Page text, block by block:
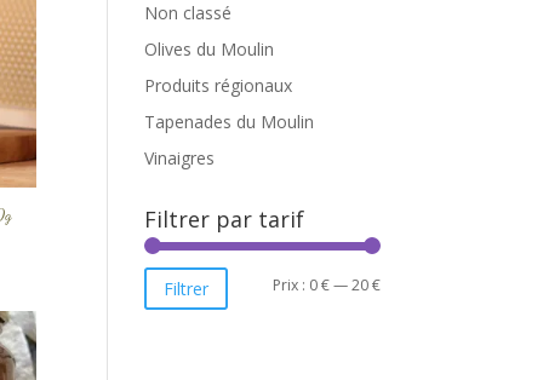
Non classé
Olives du Moulin
Produits régionaux
Tapenades du Moulin
Vinaigres
Filtrer par tarif
Prix
Prix
Filtrer Prix : 0 €—20 €